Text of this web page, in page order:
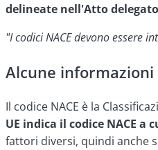
delineate nell'Atto
"I codici NACE devono essere
Alcune informazioni
Il codice NACE è la
UE indica il codice NACE
fattori diversi, quindi anche